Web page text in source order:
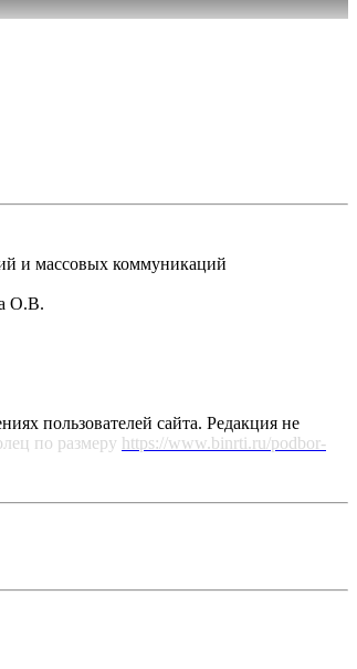
и массовых коммуникаций
О.В.
пользователей сайта. Редакция не
по размеру https://www.binrti.ru/podbor-